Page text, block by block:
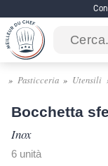
Pasticceria Utensili
Bocchetta
Inox
6 unità